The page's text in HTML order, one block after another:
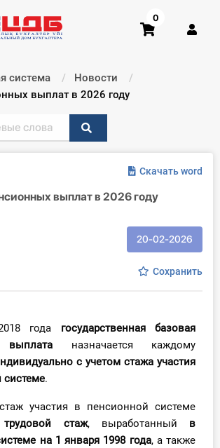
бухгалтера
0
система
Новости
выплат в 2026 году
Скачать word
выплат в 2026 году
20-02-2026
Сохранить
года государственная базовая
выплата назначается каждому
с учетом стажа участия
системе.
участия в пенсионной системе
трудовой стаж, выработанный в
на 1 января 1998 года, а также